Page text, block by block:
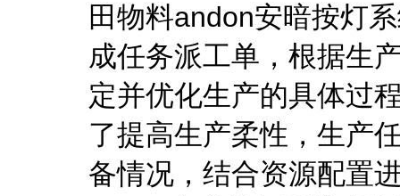
田物料andon安暗按灯
成任务派工单，根据生
定并优化生产的具体过
了提高生产柔性，生产
备情况，结合资源配置